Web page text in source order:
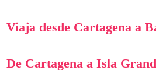
Viaja desde Cartagena a
De Cartagena a Isla